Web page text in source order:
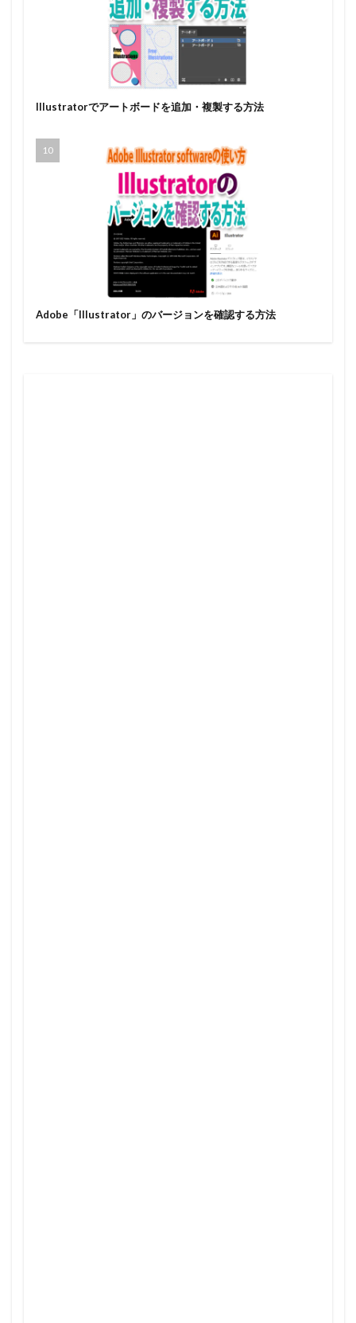
Illustratorでアートボードを追加・複製する方法
Adobe「Illustrator」のバージョンを確認する方法